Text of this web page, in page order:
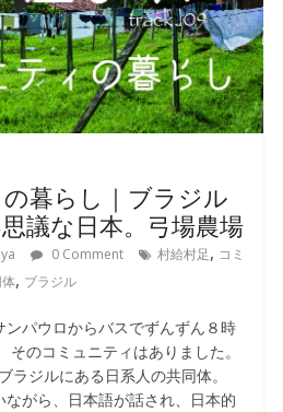
暮らし｜ブラジル
議な日本。弓場農場
0 Comment 村給村足, コミ
, ブラジル
パウロからバスでずんずん８時
そのコミュニティはありました。
ラジルにある日系人の共同体。
ながら、日本語が話され、日本的